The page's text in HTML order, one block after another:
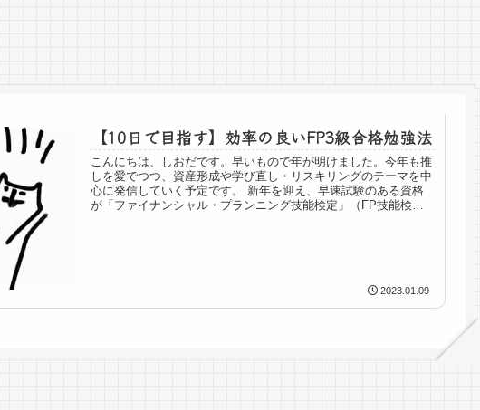
【10日で目指す】効率の良いFP3級合格勉強法
こんにちは、しおだです。早いもので年が明けました。今年も推
しを愛でつつ、資産形成や学び直し・リスキリングのテーマを中
心に発信していく予定です。 新年を迎え、早速試験のある資格
が「ファイナンシャル・プランニング技能検定」（FP技能検
2023.01.09